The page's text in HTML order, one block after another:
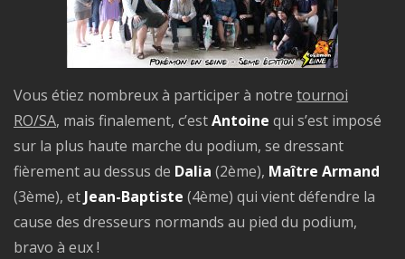
Vous étiez nombreux à participer à notre tournoi
RO/SA, mais finalement, c’estAntoine qui s’est imposé
sur la plus haute marche du podium, se dressant
fièrement au dessus de Dalia (2ème), Maître Armand
(3ème), et Jean-Baptiste (4ème) qui vient défendre la
cause des dresseurs normands au pied du podium,
bravo à eux !